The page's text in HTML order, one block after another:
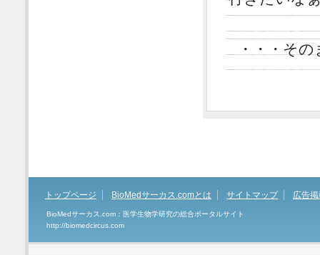
・・・そ
トップページ BioMedサーカス.comとは サイトマップ 広告
BioMedサーカス.com：医学生物学研究の総合ポータルサイト
http://biomedcircus.com